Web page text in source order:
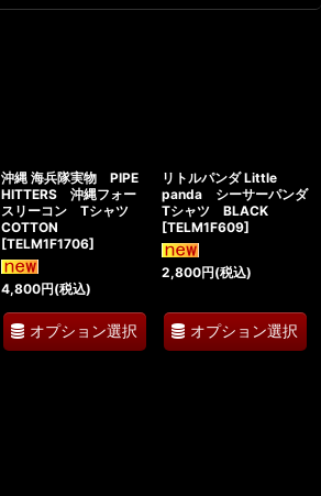
沖縄 海兵隊実物 PIPE
HITTERS 沖縄フォー
スリーコン Tシャツ
COTTON
[TELM1F1706]
4,800円(税込)
オプション選択
リトルパンダ Little
panda シーサーパンダ
Tシャツ BLACK
[TELM1F609]
2,800円(税込)
オプション選択